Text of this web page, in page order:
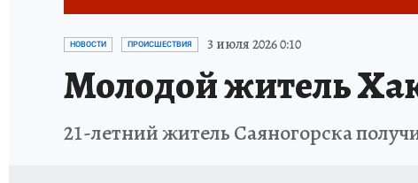
ОТДЫХ В РОССИИ ЗАПОВЕДНАЯ РОССИЯ
НОВОСТИ ПРОИСШЕСТВИЯ 3 июля 2026 0:10
Молодой житель
21-летний житель Саяногорска